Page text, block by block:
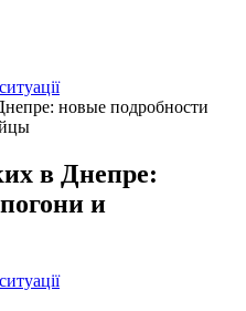
новые подробности
в Днепре:
и